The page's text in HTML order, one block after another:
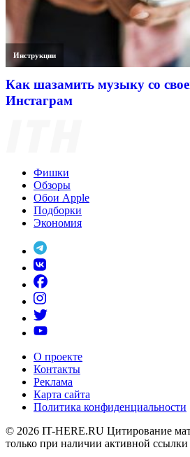
Инструкции
Как шазамить музыку со
Инстаграм
Фишки
Обзоры
Обои Apple
Подборки
Экономия
О проекте
Контакты
Реклама
Карта сайта
Политика конфиденциальности
© 2026 IT-HERE.RU Цитирование
только при наличии активной